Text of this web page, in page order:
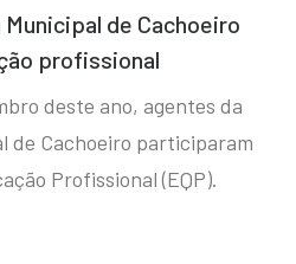
de Cachoeiro
profissional
deste ano, agentes da
de Cachoeiro participaram
Profissional (EQP).